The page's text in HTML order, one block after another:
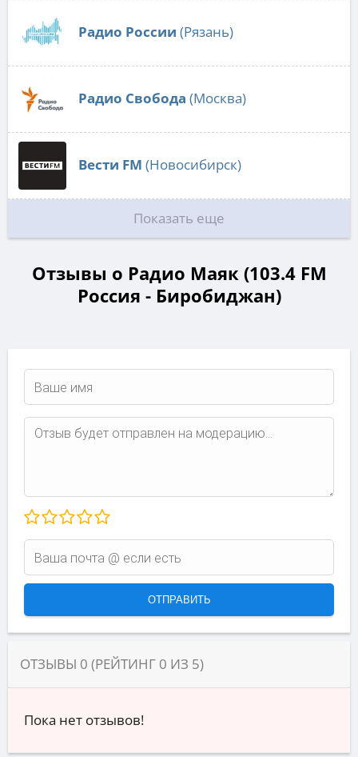
Радио России (Рязань)
Радио Свобода (Москва)
Вести FM (Новосибирск)
Показать еще
Отзывы о Радио Маяк (103.4 FM
Россия - Биробиджан)
ОТЗЫВЫ 0 (РЕЙТИНГ 0 ИЗ 5)
Пока нет отзывов!